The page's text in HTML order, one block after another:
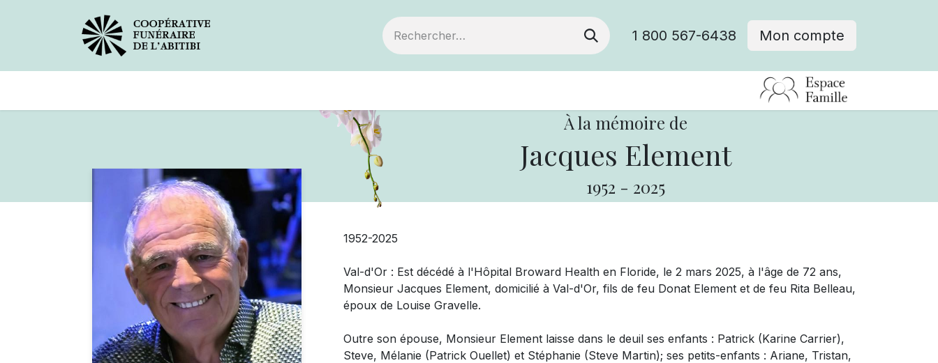
1 800 567-6438 Mon compte
À la mémoire de
Jacques Element
1952 - 2025
1952-2025
Val-d'Or : Est décédé à l'Hôpital Broward Health en Floride, le 2 mars 2025, à l'âge de 72 ans,
Monsieur Jacques Element, domicilié à Val-d'Or, fils de feu Donat Element et de feu Rita Belleau,
époux de Louise Gravelle.
Outre son épouse, Monsieur Element laisse dans le deuil ses enfants : Patrick (Karine Carrier),
Steve, Mélanie (Patrick Ouellet) et Stéphanie (Steve Martin); ses petits-enfants : Ariane, Tristan,